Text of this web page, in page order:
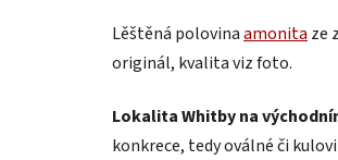
Lěštěná polovinaamonita ze
originál, kvalita viz foto.
Lokalita Whitby na
konkrece, tedy oválné či